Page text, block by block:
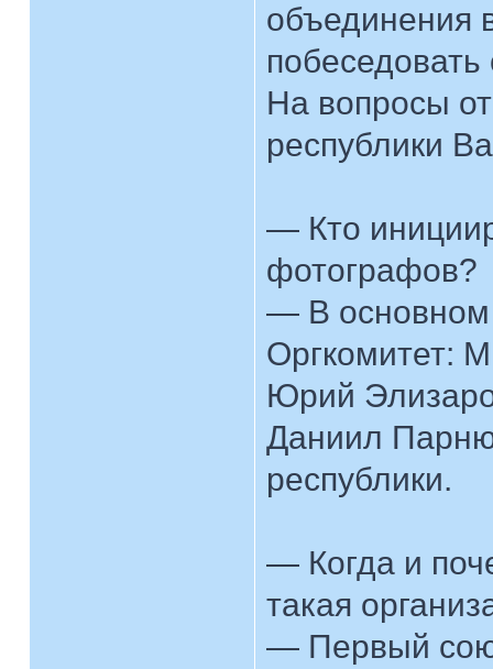
объединения
На вопросы
республики
— Кто
фотографов?
— В основном
Оргкомитет:
Юрий
Даниил
республики.
— Когда и
такая
— Первый